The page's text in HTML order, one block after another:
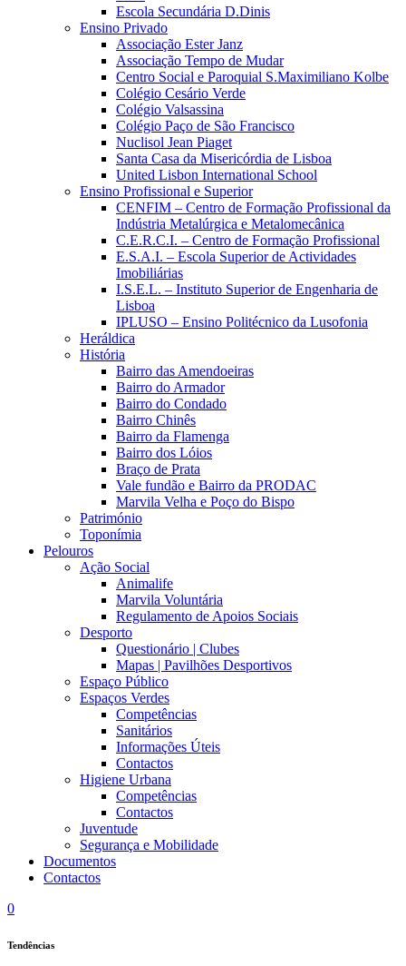
Escola Secundária D.Dinis
Ensino Privado
Associação Ester Janz
Associação Tempo de Mudar
Centro Social e Paroquial S.Maximiliano Kolbe
Colégio Cesário Verde
Colégio Valsassina
Colégio Paço de São Francisco
Nuclisol Jean Piaget
Santa Casa da Misericórdia de Lisboa
United Lisbon International School
Ensino Profissional e Superior
CENFIM – Centro de Formação Profissional da
Indústria Metalúrgica e Metalomecânica
C.E.R.C.I. – Centro de Formação Profissional
E.S.A.I. – Escola Superior de Actividades
Imobiliárias
I.S.E.L. – Instituto Superior de Engenharia de
Lisboa
IPLUSO – Ensino Politécnico da Lusofonia
Heráldica
História
Bairro das Amendoeiras
Bairro do Armador
Bairro do Condado
Bairro Chinês
Bairro da Flamenga
Bairro dos Lóios
Braço de Prata
Vale fundão e Bairro da PRODAC
Marvila Velha e Poço do Bispo
Património
Toponímia
Pelouros
Ação Social
Animalife
Marvila Voluntária
Regulamento de Apoios Sociais
Desporto
Questionário | Clubes
Mapas | Pavilhões Desportivos
Espaço Público
Espaços Verdes
Competências
Sanitários
Informações Úteis
Contactos
Higiene Urbana
Competências
Contactos
Juventude
Segurança e Mobilidade
Documentos
Contactos
0
Tendências